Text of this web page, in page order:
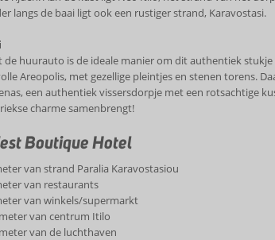
langs de baai ligt ook een rustiger strand, Karavostasi.
de huurauto is de ideale manier om dit authentiek
Areopolis, met gezellige pleintjes en stenen torens.
een authentiek vissersdorpje met een rotsachtige
charme samenbrengt!
Boutique Hotel
van strand Paralia Karavostasiou
van restaurants
van winkels/supermarkt
van centrum Itilo
van de luchthaven